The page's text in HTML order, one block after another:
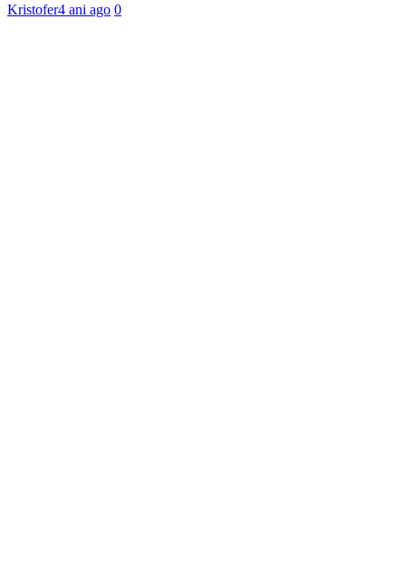
Kristofer4 ani ago 0